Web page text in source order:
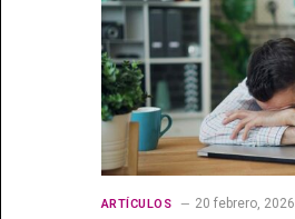
ARTÍCULOS 20 febrero, 2026